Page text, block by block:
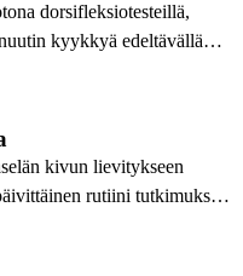
dorsifleksiotesteillä,
kyykkyä edeltävällä
kivun lievitykseen
rutiini tutkimuksen